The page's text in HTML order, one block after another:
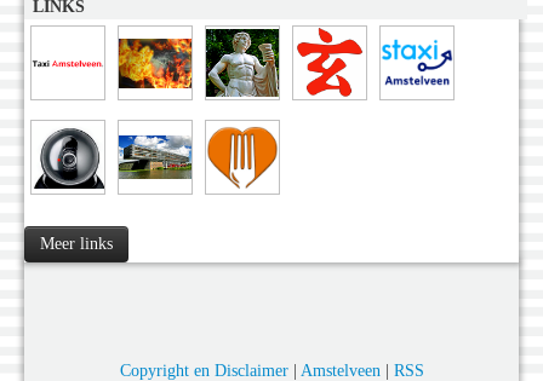
LINKS
Meer links
Copyright en Disclaimer| Amstelveen
RSS